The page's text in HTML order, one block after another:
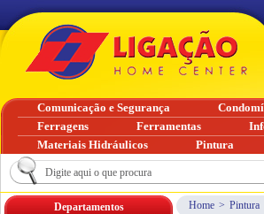
Home > Pintura
Departamentos
Comunicação e Segurança
Ferragens
Ferramentas
Materiais Hidráulicos
Pintura